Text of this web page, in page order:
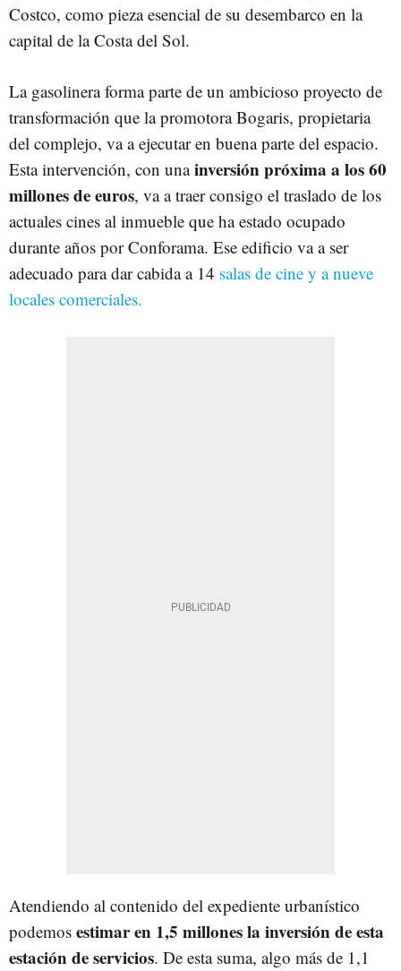
Costco, como pieza esencial de su desembarco en la
capital de la Costa del Sol.
La gasolinera forma parte de un ambicioso proyecto de
transformación que la promotora Bogaris, propietaria
del complejo, va a ejecutar en buena parte del espacio.
Esta intervención, con unainversión próxima a los 60
millones de euros, va a traer consigo el traslado de los
actuales cines al inmueble que ha estado ocupado
durante años por Conforama. Ese edificio va a ser
adecuado para dar cabida a 14 salas de cine y a nueve
locales comerciales.
Atendiendo al contenido del expediente urbanístico
podemos estimar en 1,5 millones la inversión de esta
estación de servicios. De esta suma, algo más de 1,1